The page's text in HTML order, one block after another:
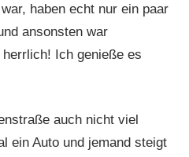
haben echt nur ein paar
ansonsten war
Ich genieße es
auch nicht viel
ein Auto und jemand steigt